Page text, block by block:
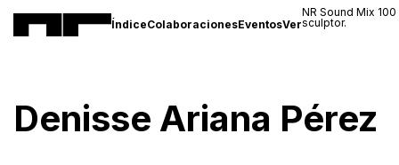
ÍndiceColaboracionesEventosVer
NR Sound Mix 100
sculptor.
Denisse Ariana Pérez